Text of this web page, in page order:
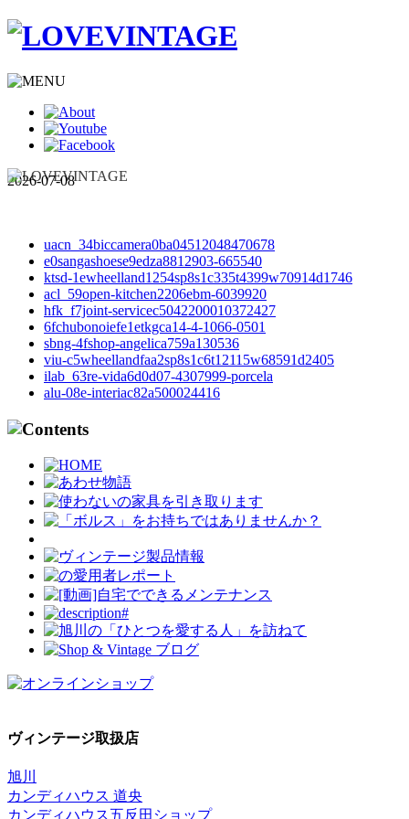
2026-07-08
uacn_34biccamera0ba04512048470678
e0sangashoese9edza8812903-665540
ktsd-1ewheelland1254sp8s1c335t4399w70914d1746
acl_59open-kitchen2206ebm-6039920
hfk_f7joint-servicec5042200010372427
6fchubonoiefe1etkgca14-4-1066-0501
sbng-4fshop-angelica759a130536
viu-c5wheellandfaa2sp8s1c6t12115w68591d2405
ilab_63re-vida6d0d07-4307999-porcela
alu-08e-interiac82a500024416
ヴィンテージ取扱店
旭川
カンディハウス 道央
カンディハウス五反田ショップ